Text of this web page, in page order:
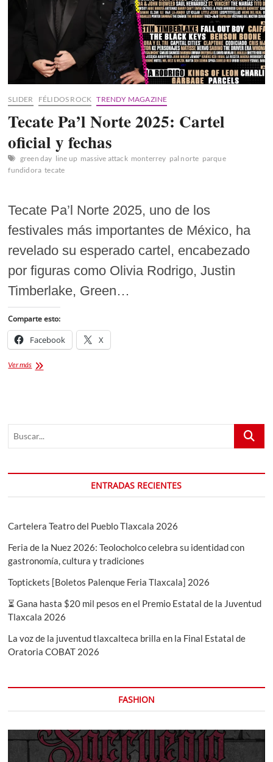
SLIDER FÉLIDOS ROCK TRENDY MAGAZINE
Tecate Pa’l Norte 2025: Cartel
oficial y fechas
green day line up massive attack monterrey pal norte parque
fundidora tecate
Tecate Pa’l Norte 2025, uno de los
festivales más importantes de México, ha
revelado su esperado cartel, encabezado
por figuras como Olivia Rodrigo, Justin
Timberlake, Green…
Comparte esto:
Facebook X
Ver másTecate
fechas
Buscar...
ENTRADAS RECIENTES
Cartelera Teatro del Pueblo Tlaxcala 2026
Feria de la Nuez 2026: Teolocholco celebra su identidad con
gastronomía, cultura y tradiciones
Toptickets [Boletos Palenque Feria Tlaxcala] 2026
⏳ Gana hasta $20 mil pesos en el Premio Estatal de la Juventud
Tlaxcala 2026
La voz de la juventud tlaxcalteca brilla en la Final Estatal de
Oratoria COBAT 2026
FASHION